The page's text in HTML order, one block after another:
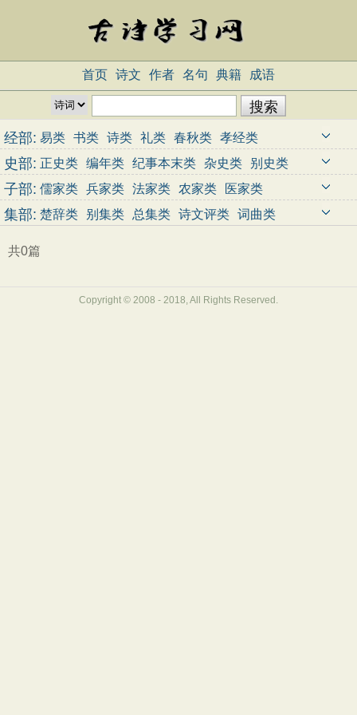
首页 诗文 作者 名句 典籍 成语
经部: 易类 书类 诗类 礼类 春秋类 孝经类
五经总义类
四书类 乐类 小学类
史部: 正史类 编年类 纪事本末类 杂史类
别史类
诏令奏议类
传记类 史钞类 载记类
时令类
地理类
职官类 政书类 目录类 史评类
子部: 儒家类 兵家类 法家类 农家类
医家类
天文算法类
术数类 艺术类 谱录类
杂家类
集部: 楚辞类 别集类 总集类 诗文评类 词曲类
共0篇
Copyright © 2008 - 2018, All Rights Reserved.